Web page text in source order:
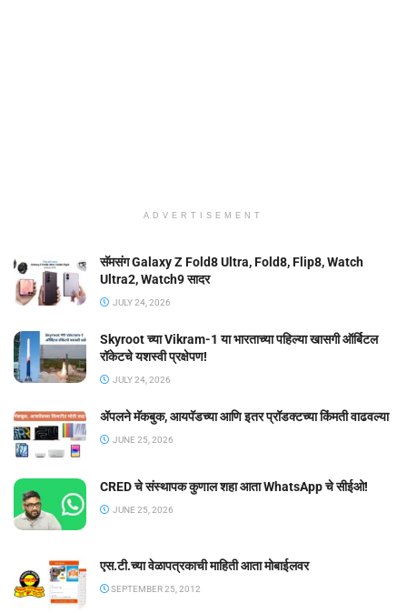
ADVERTISEMENT
सॅमसंग Galaxy Z Fold8 Ultra, Fold8, Flip8, Watch
Ultra2, Watch9 सादर
JULY 24, 2026
Skyroot च्या Vikram-1 या भारताच्या पहिल्या खासगी ऑर्बिटल
रॉकेटचे यशस्वी प्रक्षेपण!
JULY 24, 2026
ॲपलने मॅकबुक, आयपॅडच्या आणि इतर प्रॉडक्टच्या किंमती वाढवल्या
JUNE 25, 2026
CRED चे संस्थापक कुणाल शहा आता WhatsApp चे सीईओ!
JUNE 25, 2026
एस.टी.च्या वेळापत्रकाची माहिती आता मोबाईलवर
SEPTEMBER 25, 2012